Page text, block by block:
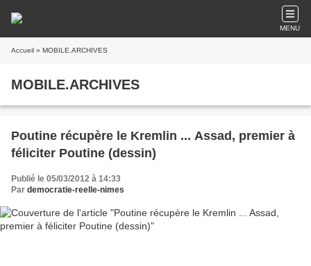
MENU
Accueil » MOBILE.ARCHIVES
MOBILE.ARCHIVES
Poutine récupère le Kremlin ... Assad, premier à
féliciter Poutine (dessin)
Publié le 05/03/2012 à 14:33
Par democratie-reelle-nimes